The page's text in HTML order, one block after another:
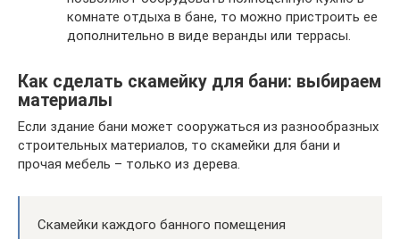
комнате отдыха в бане, то можно пристроить ее
дополнительно в виде веранды или террасы.
Как сделать скамейку для бани: выбираем
материалы
Если здание бани может сооружаться из разнообразных
строительных материалов, то скамейки для бани и
прочая мебель – только из дерева.
Скамейки каждого банного помещения